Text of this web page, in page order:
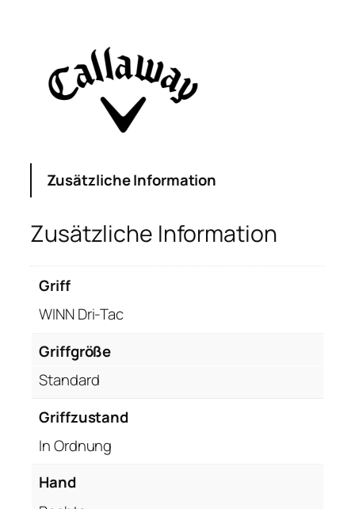
Zusätzliche Information
Zusätzliche Information
Griff
WINN Dri-Tac
Griffgröße
Standard
Griffzustand
In Ordnung
Hand